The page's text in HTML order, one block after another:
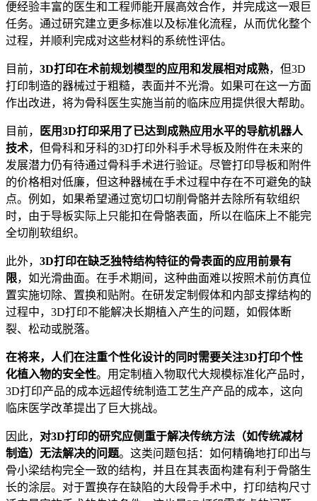
便经验丰富的医生和工程师能开展高效合作，并完成这一艰巨
任务。通过研究建立更多标准以及标准化流程，从而优化整个
过程，并顺利完成对这些材料的系统性评估。
目前， 3D打印在术前规划模型的应用和发展相对成熟，但3D
打印制造的器械过于粗糙，表面并不光滑。如果可在这一方面
作出改进，将为骨科医生实施当前的临床应用提供很大帮助。
目前，
医用3D打印采用了已达到成熟应用水平的导航机器人
技术，但骨科和牙科的3D打印外科手术导板及附件在未来的
发展潜力仍有待通过骨科手术进行验证。尽管打印导板和附件
的价格相对低廉，但这种器械在手术过程中存在不可避免的缺
点。例如，如果希望通过宽切口切削骨骼并去除所有软组织
时，由于导板实际上只能扣在骨骼表面，所以在临床上不能完
全切削软组织。
此外， 3D打印在缺乏独特结构特征的骨表面的应用前景有
限，如光滑曲面。在手术期间，这种曲面难以按照术前仿真位
置实施切除、置换和贴附。在研发定制假体和内部支撑结构的
过程中，3D打印不能解决长期植入产生的问题，如假体断
裂、松动或脱落。
在将来，人们在注重个性化设计的同时需要关注3D打印个性
化植入物的安全性。用定制植入物取代大规模标准化产品时，
3D打印产品的成本远超传统制造工艺生产产品的成本，这向
临床医学改革提出了巨大挑战。
因此， 对3D打印的研究应侧重于解决传统方法（如传统减材
制造）无法解决的问题。这类问题包括：如何精确地打印出与
骨小梁结构完全一致的结构，并且在其表面构建有利于骨骼生
长的涂层。对于置换存在缺陷的大段骨手术中，打印结构尺寸